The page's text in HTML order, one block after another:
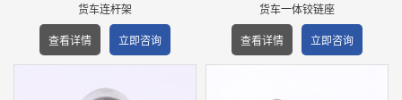
货车连杆架
查看详情 立即咨询
货车一体铰链座
查看详情 立即咨询